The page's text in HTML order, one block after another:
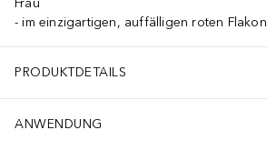
Frau
im einzigartigen, auffälligen roten Flakon
PRODUKTDETAILS
ANWENDUNG